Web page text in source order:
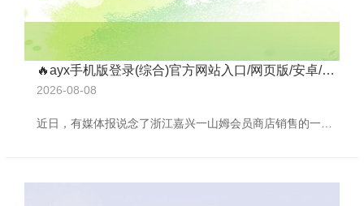
🔥ayx手机版登录(综合)官方网站入口/网页版/安卓/电脑版况且配料表也存在加贴举止-🔥ayx手机版登录(综合)官方网站入口/网页版/安卓/电脑版
2026-08-08
近日，有媒体报说念了浙江嘉兴一山姆会员商店销售的一款名为“蟹四宝蟹黄面”的商品存在表里三重包装标签不一致的情况，况且配料表也存在加贴举止，报说念引起了市民的凡俗温雅和商榷，商场监管部门也介入拜谒。 当事东说念主潘先生暗示，他从山姆超市买回“蟹四宝蟹黄面”，发现外包装和内包装上写的是“手工干碱面”，里面装面条的小包装上写的是“非遗手工日晒面（生干面）”，配料表上又没写含食用碱。“我还发现最外层纸壳包装上的配料表标签是自后加贴的，撕开这张加贴的标签后，原标签食物称呼是“手工干碱面（生干面）。” 二